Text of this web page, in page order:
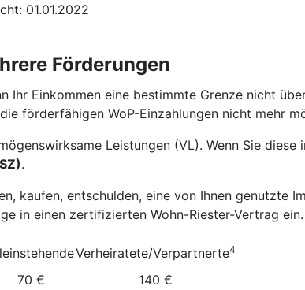
01.01.2022
Förderungen
Ihr Einkommen eine bestimmte Grenze nicht
förderfähigen WoP-Einzahlungen nicht mehr
Leistungen (VL). Wenn Sie
.
kaufen, entschulden, eine von Ihnen genutzte
in einen zertifizierten Wohn-Riester-Vertrag ein.
Verheiratete/Verpartnerte4
70 €
140 €